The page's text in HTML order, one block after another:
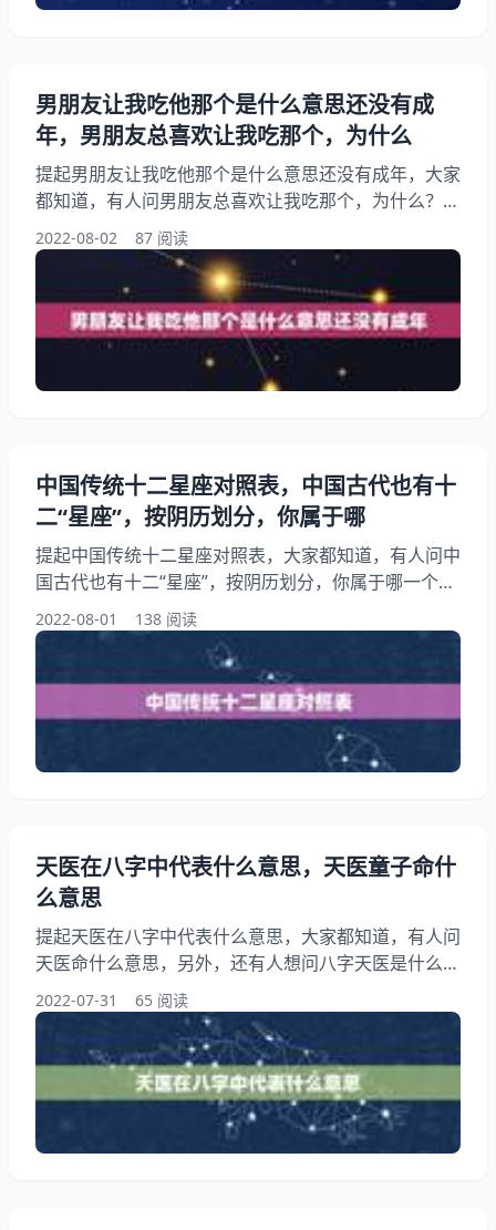
男朋友让我吃他那个是什么意思还没有成
年，男朋友总喜欢让我吃那个，为什么
提起男朋友让我吃他那个是什么意思还没有成年，大家
都知道，有人问男朋友总喜欢让我吃那个，为什么？另
外，还有人想问为什么男生说叫我吃他，你知道这是怎
么回事？其实男朋友常说要把我吃了是什么意思，下面
就一起来看看男朋友总喜欢让我吃那个，为什么？希望
能够帮助到大家！ 男朋友让我吃他那个是什么意思还
没有成年 1、男朋友总喜欢让我吃那个，为什么？ 祝
你生活愉快。把我手放他那该怎么做呢。
2022-08-02 87 阅读
中国传统十二星座对照表，中国古代也有十
二“星座”，按阴历划分，你属于哪
提起中国传统十二星座对照表，大家都知道，有人问中
国古代也有十二“星座”，按阴历划分，你属于哪一个？
另外，还有人想问十二星座农历和阳历表，你知道这是
怎么回事？其实中国十二星座是什么?下面就一起来看
古代也有十二“星座”，按阴历划分，你属于哪一个？希
望能够帮助到大家！ 中国传统十二星座对照表 1、中
国古代也有十二“星座”，按阴历划分，你属于哪一个？
十二星座源于，如今在我国却流行起来
2022-08-01 138 阅读
天医在八字中代表什么意思，天医童子命什
么意思
提起天医在八字中代表什么意思，大家都知道，有人问
天医命什么意思，另外，还有人想问八字天医是什么意
思，你知道这是怎么回事？其实八字日柱和时柱中有天
医文昌贵人太极贵人驿马是什么意思?下面就一起来看
看天医命什么意思，希望能够帮助到大家！ 天医在八
字中代表什么意思 1、天医命什么意思 所谓命，指的
是前世是宫观各路身边的小童，如扫地、端茶浇花的、
站班的、牵马、书等。一生之身，后来因为种种原因做
了人
2022-07-31 65 阅读